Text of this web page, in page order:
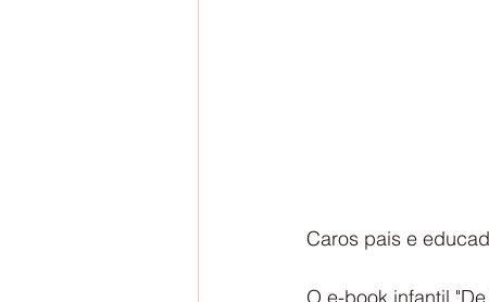
Caros pais e
O e-book infantil